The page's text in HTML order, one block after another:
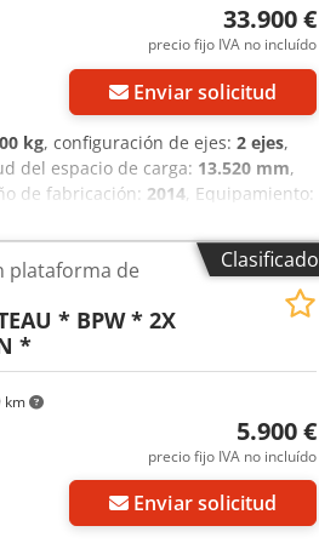
33.900 €
precio fijo IVA no incluído
Enviar solicitud
kg, configuración de ejes: 2 ejes,
del espacio de carga: 13.520 mm,
de fabricación: 2014, Equipamiento:
del vehículo (VIN):
y descenso * 2 ejes directores /
* Bloque de dirección
ejes BPW Eco Plus con frenos de
restante: Delantera ~90 %,
* Plataforma extensible *
encajables * Anillas de amarre
de PVC * 3 cajas de
grande de metal
kg Otros: * Vehículo alemán * 1
Nuevas inspecciones técnicas /
están disponibles bajo petición.
tránsito, así como a organizar
Clasificado
km
plataforma de
* BPW * 2X
*
5.900 €
precio fijo IVA no incluído
Enviar solicitud